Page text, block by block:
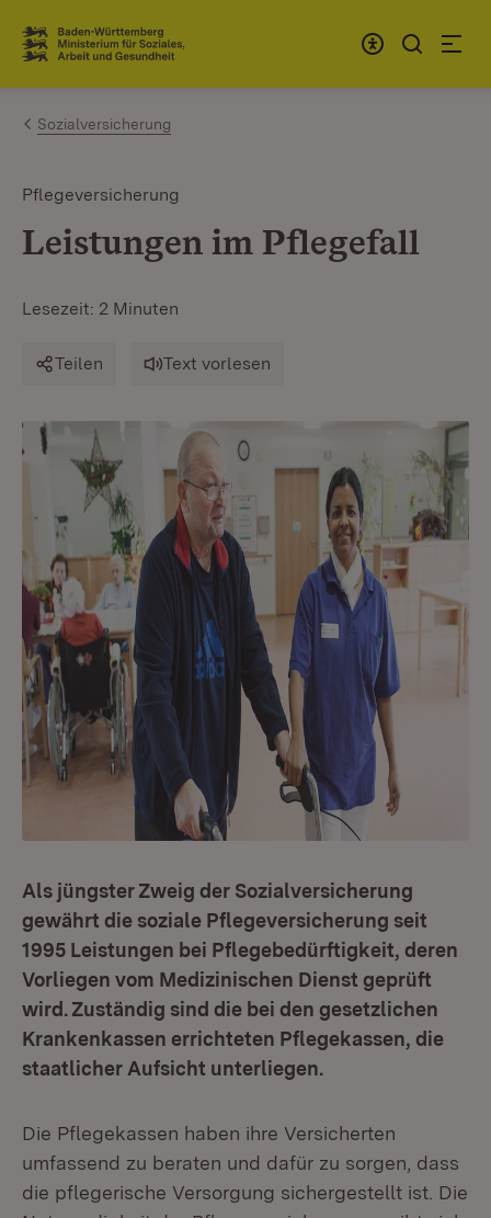
Zum Inhalt springen
Link zur Startseite
Sozialversicherung
Pflegeversicherung
Leistungen im Pflegefall
Lesezeit: 2 Minuten
Teilen Text vorlesen
Als jüngster Zweig der Sozialversicherung
gewährt die soziale Pflegeversicherung seit
1995 Leistungen bei Pflegebedürftigkeit, deren
Vorliegen vom Medizinischen Dienst geprüft
wird. Zuständig sind die bei den gesetzlichen
Krankenkassen errichteten Pflegekassen, die
staatlicher Aufsicht unterliegen.
Die Pflegekassen haben ihre Versicherten
umfassend zu beraten und dafür zu sorgen, dass
die pflegerische Versorgung sichergestellt ist. Die